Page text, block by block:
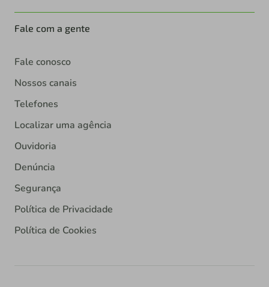
Fale com a gente
Fale conosco
Nossos canais
Telefones
Localizar uma agência
Ouvidoria
Denúncia
Segurança
Política de Privacidade
Política de Cookies